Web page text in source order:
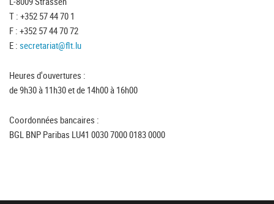
T : +352 57 44 70 1
F : +352 57 44 70 72
E : secretariat@flt.lu
Heures d'ouvertures :
de 9h30 à 11h30 et de 14h00 à 16h00
Coordonnées bancaires :
BGL BNP Paribas LU41 0030 7000 0183 0000